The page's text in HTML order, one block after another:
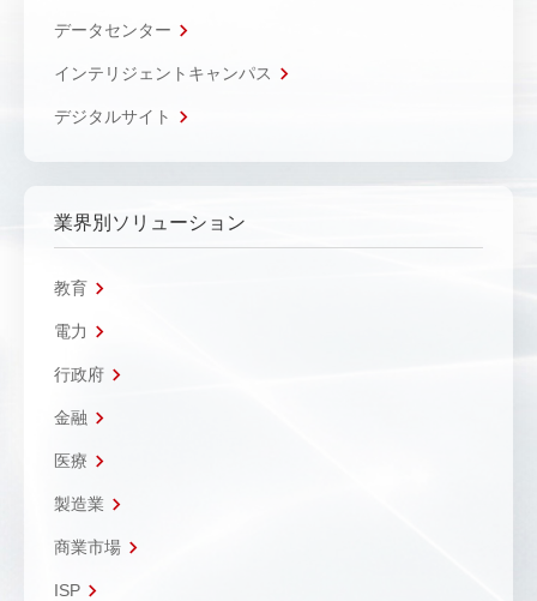
データセンター
インテリジェントキャンパス
デジタルサイト
業界別ソリューション
教育
電力
行政府
金融
医療
製造業
商業市場
ISP